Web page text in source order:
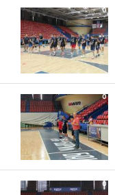
0
0
0